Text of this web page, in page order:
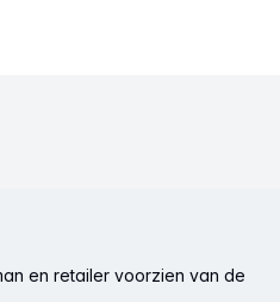
en retailer voorzien van de